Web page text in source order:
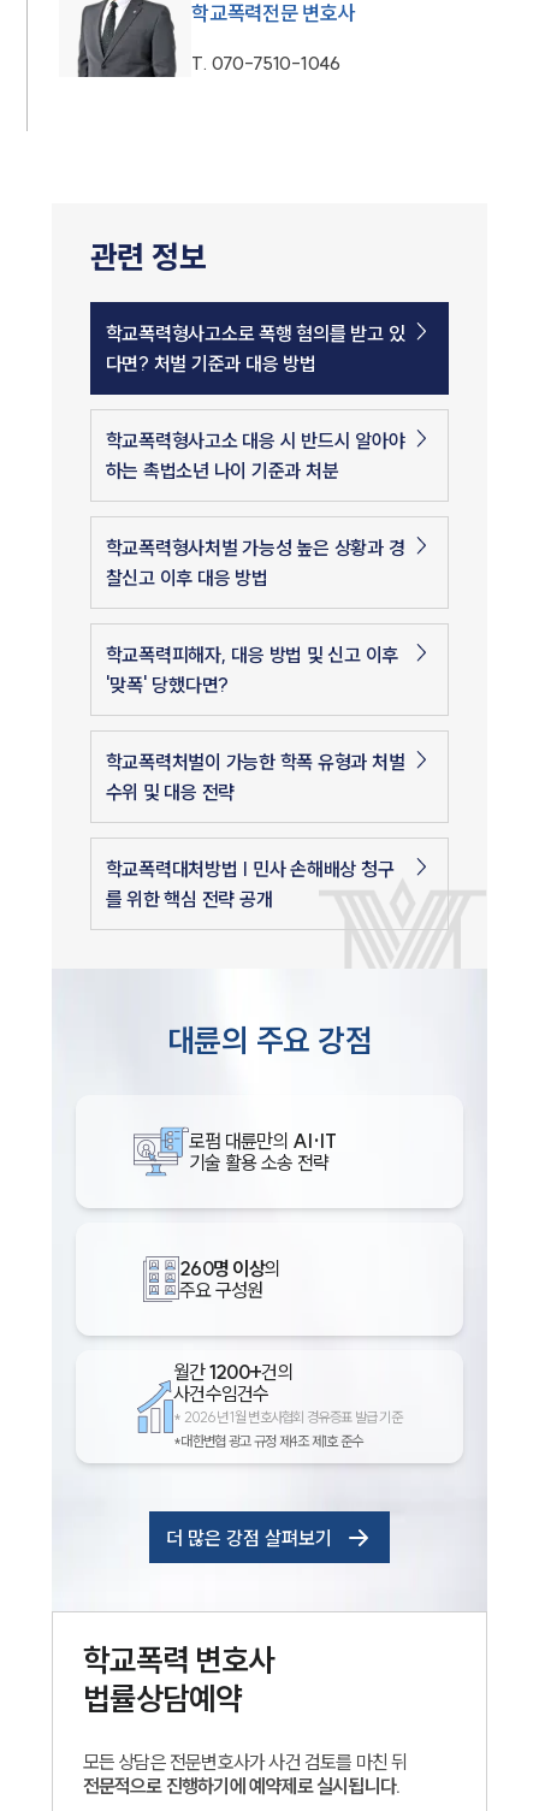
학교폭력전문 변호사
T. 070-7510-1046
관련 정보
학교폭력형사고소로 폭행 혐의를 받고 있
다면? 처벌 기준과 대응 방법
학교폭력형사고소 대응 시 반드시 알아야
하는 촉법소년 나이 기준과 처분
학교폭력형사처벌 가능성 높은 상황과 경
찰신고 이후 대응 방법
학교폭력피해자, 대응 방법 및 신고 이후
'맞폭' 당했다면?
학교폭력처벌이 가능한 학폭 유형과 처벌
수위 및 대응 전략
학교폭력대처방법 | 민사 손해배상 청구
를 위한 핵심 전략 공개
대륜의 주요 강점
로펌 대륜만의 AI·IT
기술 활용 소송 전략
260명 이상의
주요 구성원
월간1200+건의
사건수임건수
* 2026년 1월 변호사협회 경유증표 발급 기준
*대한변협 광고 규정 제4조 제1호 준수
더 많은 강점 살펴보기
학교폭력 변호사
법률상담예약
모든 상담은 전문변호사가 사건 검토를 마친 뒤
전문적으로 진행하기에 예약제로 실시됩니다.